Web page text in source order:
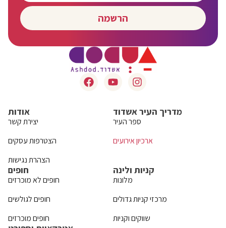
הרשמה
אודות
יצירת קשר
הצטרפות עסקים
הצהרת נגישות
מדריך העיר אשדוד
ספר העיר
ארכיון אירועים
חופים
חופים לא מוכרזים
חופים לגולשים
חופים מוכרזים
קניות ולינה
מלונות
מרכזי קניות גדולים
שווקים וקניות